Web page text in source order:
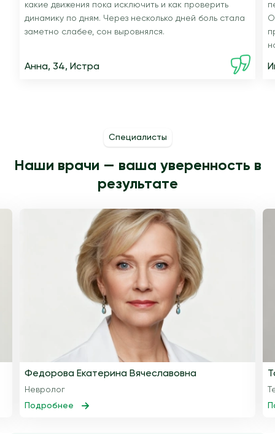
какие движения пока исключить и как проверить
динамику по дням. Через несколько дней боль стала
заметно слабее, сон выровнялся.
Анна, 34, Истра
Специалисты
Наши врачи — ваша уверенность в
результате
Федорова Екатерина Вячеславовна
Невролог
Подробнее